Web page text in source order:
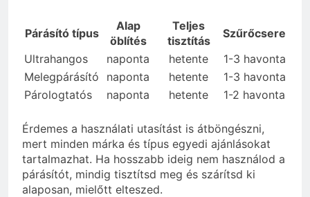
Párásító típus
Alap
öblítés
Teljes
tisztítás
Szűrőcsere
Ultrahangos
naponta hetente
1-3 havonta
Melegpárásító
naponta hetente
1-3 havonta
Párologtatós
naponta hetente 1-2 havonta
Érdemes a használati utasítást is átböngészni,
mert minden márka és típus egyedi ajánlásokat
tartalmazhat. Ha hosszabb ideig nem használod a
párásítót, mindig tisztítsd meg és szárítsd ki
alaposan, mielőtt elteszed.